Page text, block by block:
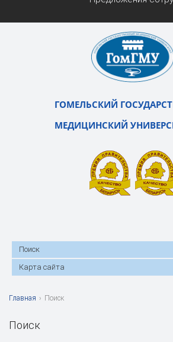
ГОМЕЛЬСКИЙ
МЕДИЦИНСКИЙ
Поиск
Карта сайта
Главная › Поиск
Поиск